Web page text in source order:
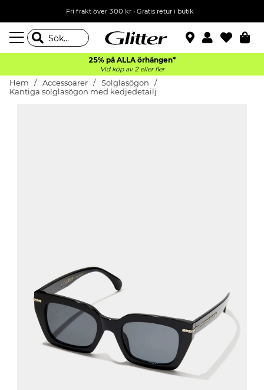
Fri frakt över 300 kr• Gratis retur i butik
25% på ALLA örhängen*
Vid köp av 2 eller fler
Hem Accessoarer
Solglasögon
Kantiga solglasögon med kedjedetailj